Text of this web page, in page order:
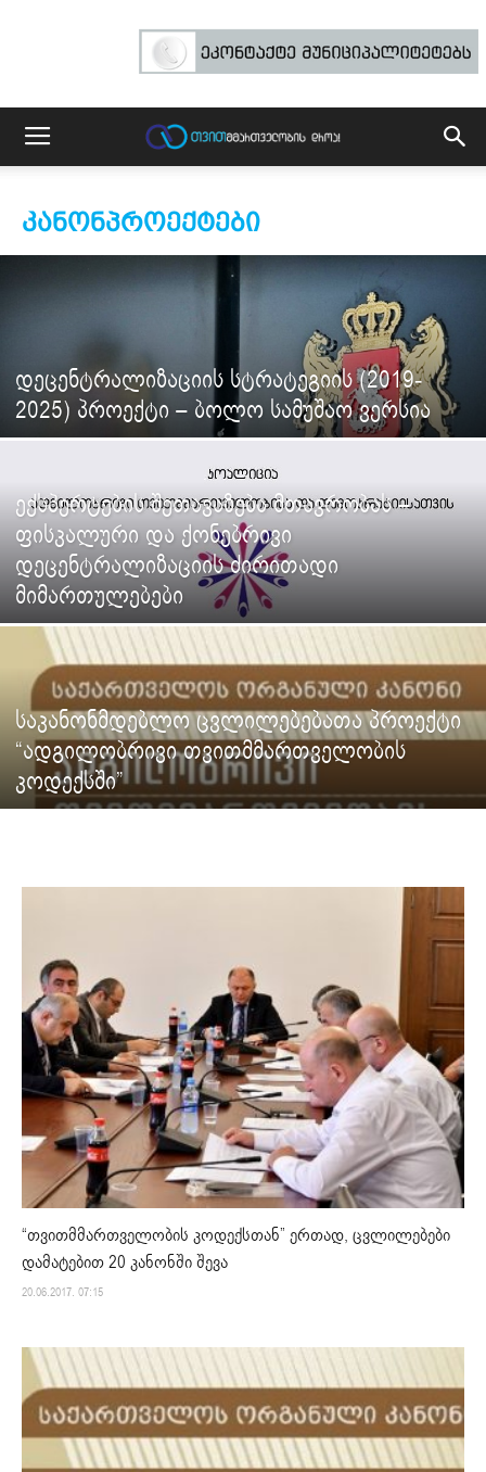
ᲙᲐᲜᲝᲜᲞᲠᲝᲔᲥᲢᲔᲑᲘ
დეცენტრალიზაციის სტრატეგიის (2019-
2025) პროექტი – ბოლო სამუშაო ვერსია
ექსპერტების შეთავაზება მთავრობას –
ფისკალური და ქონებრივი
დეცენტრალიზაციის ძირითადი
მიმართულებები
საკანონმდებლო ცვლილებებათა პროექტი
“ადგილობრივი თვითმმართველობის
კოდექსში”
“თვითმმართველობის კოდექსთან” ერთად, ცვლილებები
დამატებით 20 კანონში შევა
20.06.2017. 07:15